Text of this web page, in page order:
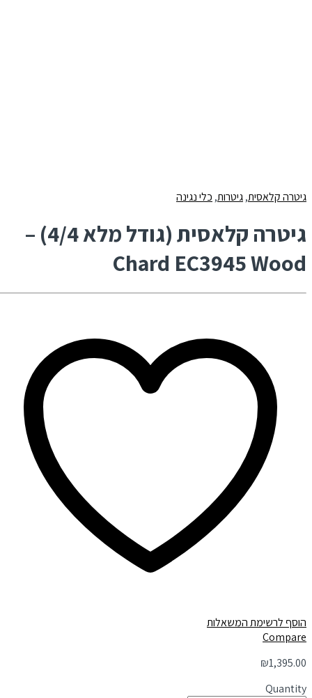
גיטרה קלאסית,גיטרות,כלי נגינה
גיטרה קלאסית (גודל מלא 4/4) –
Chard EC3945 Wood
הוסף לרשימת המשאלות
Compare
₪1,395.00
Quantity